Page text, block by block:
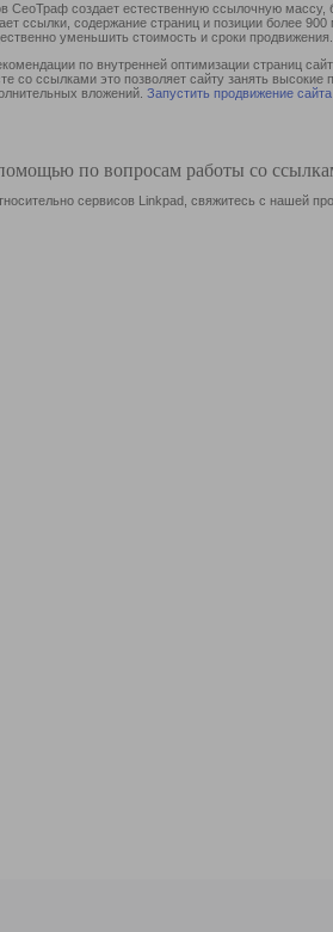
СеоТраф создает естественную ссылочную
ссылки, содержание страниц и позиции более
уменьшить стоимость и сроки продвижения.
по внутренней оптимизации страниц
со ссылками это позволяет сайту занять
вложений. Запустить продвижение сайта
по вопросам работы со
сервисов Linkpad, свяжитесь с нашей